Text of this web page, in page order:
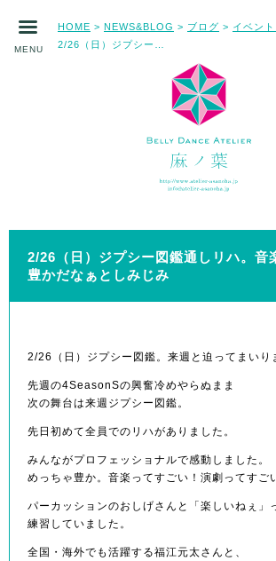
MENU
HOME > NEWS&BLOG > ブログ > イベン
2/26（日）ジプシー図鑑通しリハ。音
豊かだなぁとしみじみ
2/26（日）ジプシー図鑑。来週と迫ってまいり
先週の4SeasonSの興奮冷めやらぬまま
次の舞台は来週ジプシー図鑑。
先日初めて全員でのリハがありました。
みんながプロフェッショナルで感動しました。
めっちゃ豊か。音楽ってすごい！演劇ってすご
パーカッションのおしげさんと「楽しいねぇ」
練習していました。
全国・海外でも活躍する福江元太さんと、